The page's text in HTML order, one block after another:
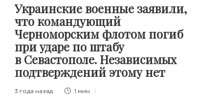
Украинские военные заявили,
что командующий
Черноморским флотом погиб
при ударе по штабу
в Севастополе. Независимых
подтверждений этому нет
3 года назад 1 мин